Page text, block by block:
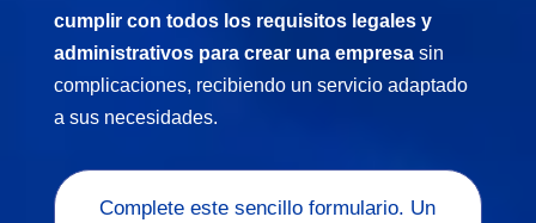
cumplir con todos los requisitos legales y
administrativos para crear una empresasin
complicaciones, recibiendo un servicio adaptado
a sus necesidades.
Complete este sencillo formulario. Un